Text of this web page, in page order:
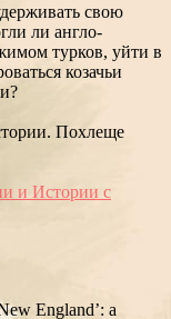
свою
ли англо-
турков, уйти в
козачьи
Похлеще
и Истории с
England’: a